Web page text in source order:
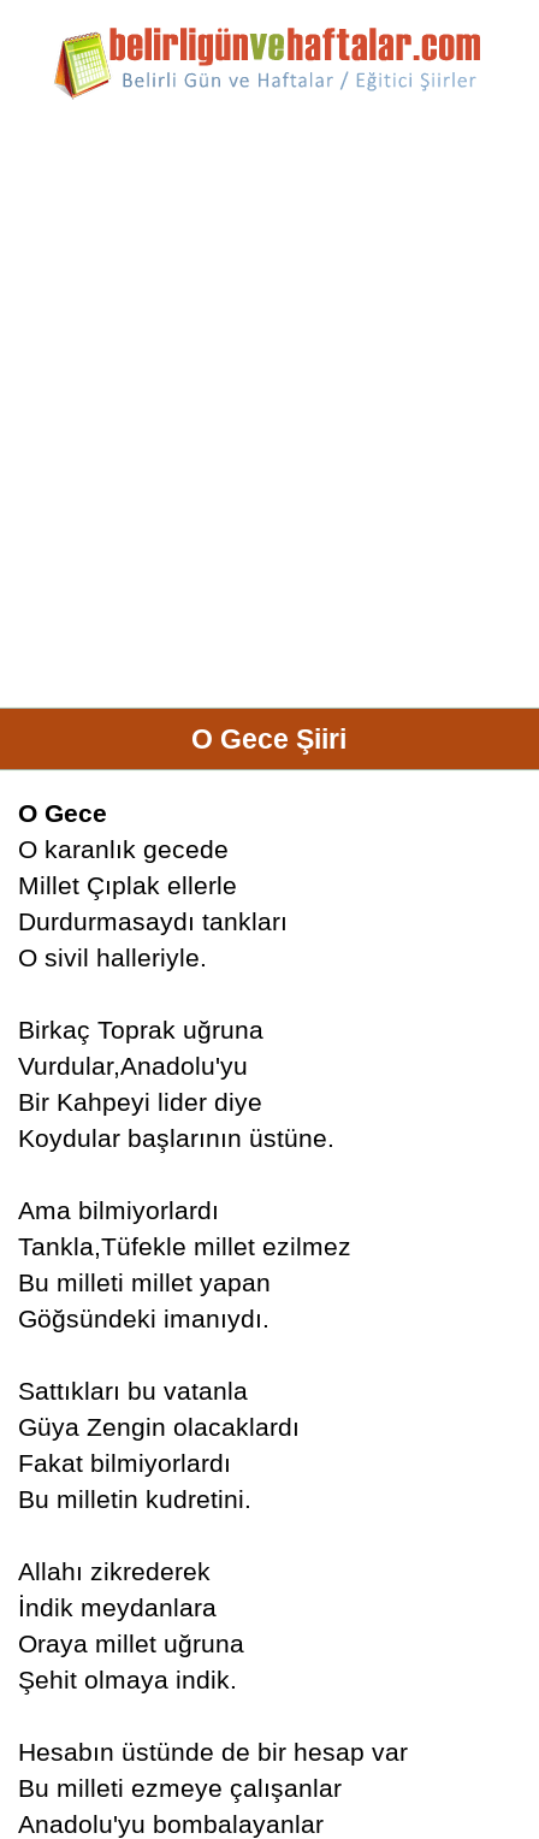
O Gece Şiiri
O Gece
O karanlık gecede
Millet Çıplak ellerle
Durdurmasaydı tankları
O sivil halleriyle.
Birkaç Toprak uğruna
Vurdular,Anadolu'yu
Bir Kahpeyi lider diye
Koydular başlarının üstüne.
Ama bilmiyorlardı
Tankla,Tüfekle millet ezilmez
Bu milleti millet yapan
Göğsündeki imanıydı.
Sattıkları bu vatanla
Güya Zengin olacaklardı
Fakat bilmiyorlardı
Bu milletin kudretini.
Allahı zikrederek
İndik meydanlara
Oraya millet uğruna
Şehit olmaya indik.
Hesabın üstünde de bir hesap var
Bu milleti ezmeye çalışanlar
Anadolu'yu bombalayanlar